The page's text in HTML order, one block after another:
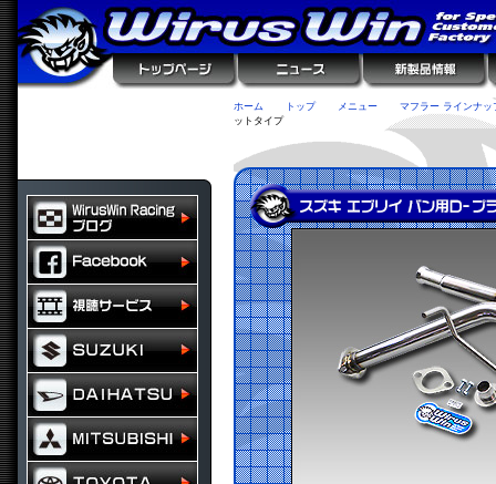
ホーム トップ メニュー
マフラー ラインナッ
ットタイプ